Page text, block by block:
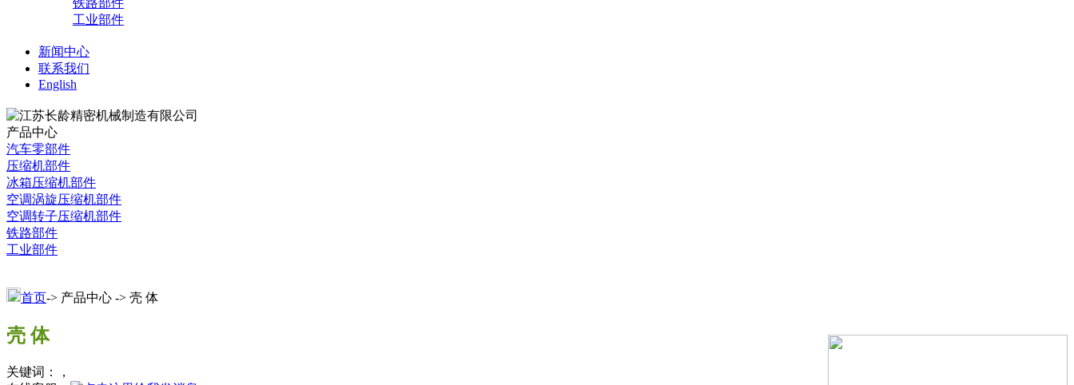
铁路部件
工业部件
新闻中心
联系我们
English
产品中心
汽车零部件
压缩机部件
冰箱压缩机部件
空调涡旋压缩机部件
空调转子压缩机部件
铁路部件
工业部件
首页-> 产品中心 -> 壳 体
壳 体
关键词：，